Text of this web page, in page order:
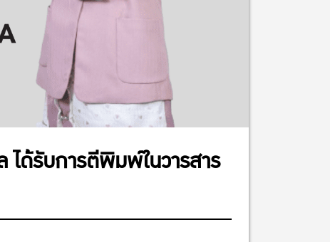
ด้รับการตีพิมพ์ในวารสาร